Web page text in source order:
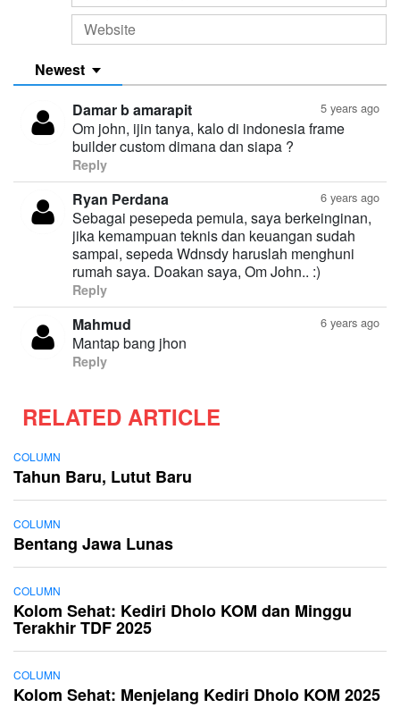
Newest
5 years ago
Damar b amarapit
Om john, ijin tanya, kalo di indonesia frame
builder custom dimana dan siapa ?
Reply
6 years ago
Ryan Perdana
Sebagai pesepeda pemula, saya berkeinginan,
jika kemampuan teknis dan keuangan sudah
sampai, sepeda Wdnsdy haruslah menghuni
rumah saya. Doakan saya, Om John.. :)
Reply
6 years ago
Mahmud
Mantap bang jhon
Reply
RELATED ARTICLE
COLUMN
Tahun Baru, Lutut Baru
COLUMN
Bentang Jawa Lunas
COLUMN
Kolom Sehat: Kediri Dholo KOM dan Minggu
Terakhir TDF 2025
COLUMN
Kolom Sehat: Menjelang Kediri Dholo KOM 2025